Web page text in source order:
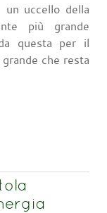
un uccello della
più grande
questa per il
che resta